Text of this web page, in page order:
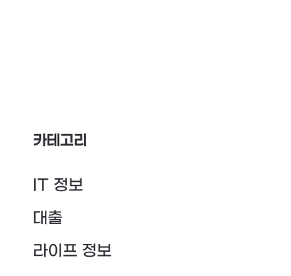
카테고리
IT 정보
대출
라이프 정보